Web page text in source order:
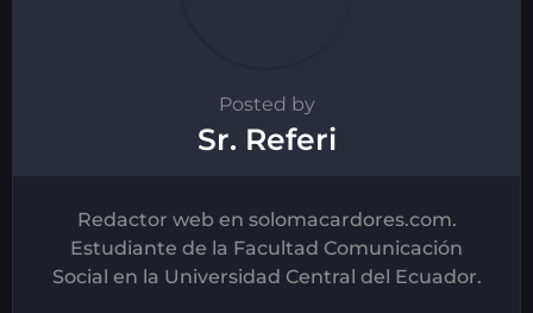
Posted by
Sr. Referi
Redactor web en solomacardores.com.
Estudiante de la Facultad Comunicación
Social en la Universidad Central del Ecuador.